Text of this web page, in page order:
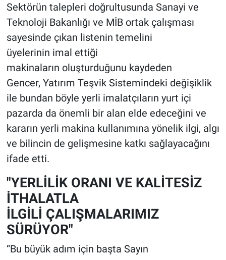
Sektörün talepleri doğrultusunda Sanayi ve
Teknoloji Bakanlığı ve MİB ortak çalışması
sayesinde çıkan listenin temelini
üyelerinin imal ettiği
makinaların oluşturduğunu kaydeden
Gencer, Yatırım Teşvik Sistemindeki değişiklik
ile bundan böyle yerli imalatçıların yurt içi
pazarda da önemli bir alan elde edeceğini ve
kararın yerli makina kullanımına yönelik ilgi, algı
ve bilincin de gelişmesine katkı sağlayacağını
ifade etti.
"YERLİLİK ORANI VE KALİTESİZ
İTHALATLA
İLGİLİ ÇALIŞMALARIMIZ
SÜRÜYOR"
“Bu büyük adım için başta Sayın